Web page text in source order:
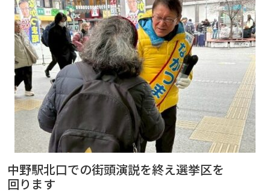
中野駅北口での街頭演説を終え選挙区を
回ります